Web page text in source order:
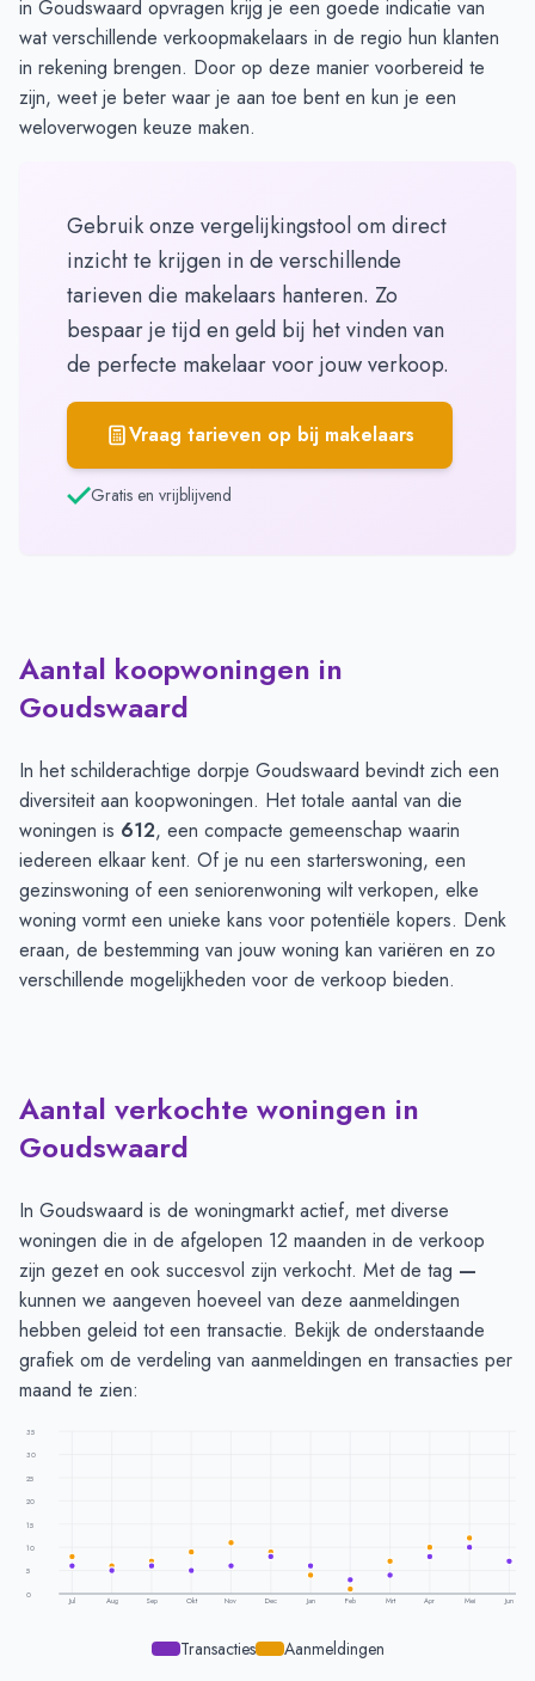
in Goudswaard opvragen krijg je een goede indicatie van
wat verschillende verkoopmakelaars in de regio hun klanten
in rekening brengen. Door op deze manier voorbereid te
zijn, weet je beter waar je aan toe bent en kun je een
weloverwogen keuze maken.
Gebruik onze vergelijkingstool om direct
inzicht te krijgen in de verschillende
tarieven die makelaars hanteren. Zo
bespaar je tijd en geld bij het vinden van
de perfecte makelaar voor jouw verkoop.
Vraag tarieven op bij makelaars
Gratis en vrijblijvend
Aantal koopwoningen in
Goudswaard
In het schilderachtige dorpje Goudswaard bevindt zich een
diversiteit aan koopwoningen. Het totale aantal van die
woningen is 612, een compacte gemeenschap waarin
iedereen elkaar kent. Of je nu een starterswoning, een
gezinswoning of een seniorenwoning wilt verkopen, elke
woning vormt een unieke kans voor potentiële kopers. Denk
eraan, de bestemming van jouw woning kan variëren en zo
verschillende mogelijkheden voor de verkoop bieden.
Aantal verkochte woningen in
Goudswaard
In Goudswaard is de woningmarkt actief, met diverse
woningen die in de afgelopen 12 maanden in de verkoop
zijn gezet en ook succesvol zijn verkocht. Met de tag —
kunnen we aangeven hoeveel van deze aanmeldingen
hebben geleid tot een transactie. Bekijk de onderstaande
grafiek om de verdeling van aanmeldingen en transacties per
maand te zien:
35
30
25
20
15
10
5
0
Jul Aug Sep Okt Nov Dec Jan Feb Mrt Apr Mei Jun
Transacties Aanmeldingen